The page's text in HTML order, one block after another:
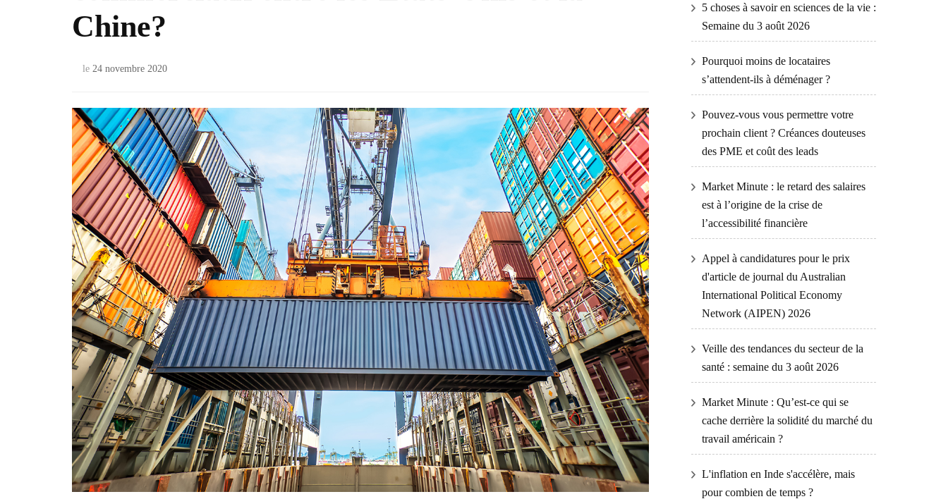
Chine?
le 24 novembre 2020
5 choses à savoir en sciences de la vie :
Semaine du 3 août 2026
Pourquoi moins de locataires
s’attendent-ils à déménager ?
Pouvez-vous vous permettre votre
prochain client ? Créances douteuses
des PME et coût des leads
Market Minute : le retard des salaires
est à l’origine de la crise de
l’accessibilité financière
Appel à candidatures pour le prix
d'article de journal du Australian
International Political Economy
Network (AIPEN) 2026
Veille des tendances du secteur de la
santé : semaine du 3 août 2026
Market Minute : Qu’est-ce qui se
cache derrière la solidité du marché du
travail américain ?
L'inflation en Inde s'accélère, mais
pour combien de temps ?